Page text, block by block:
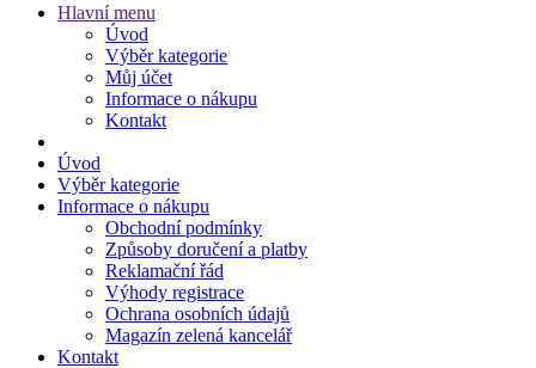
Hlavní menu
Úvod
Výběr kategorie
Můj účet
Informace o nákupu
Kontakt
Úvod
Výběr kategorie
Informace o nákupu
Obchodní podmínky
Způsoby doručení a platby
Reklamační řád
Výhody registrace
Ochrana osobních údajů
Magazín zelená kancelář
Kontakt